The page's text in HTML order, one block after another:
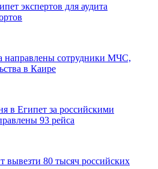
экспертов для аудита
направлены сотрудники МЧС,
в Каире
в Египет за российскими
93 рейса
вывезти 80 тысяч российских